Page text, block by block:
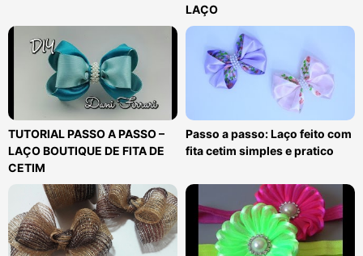
LAÇO
TUTORIAL PASSO A PASSO –
LAÇO BOUTIQUE DE FITA DE
CETIM
Passo a passo: Laço feito com
fita cetim simples e pratico